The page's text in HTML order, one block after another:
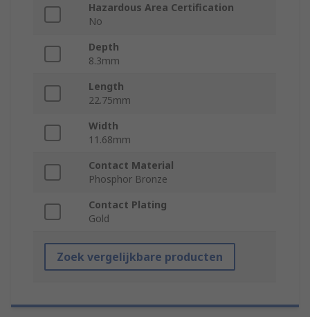
Hazardous Area Certification
No
Depth
8.3mm
Length
22.75mm
Width
11.68mm
Contact Material
Phosphor Bronze
Contact Plating
Gold
Zoek vergelijkbare producten